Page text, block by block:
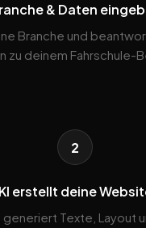
& Daten
Branche und
zu deinem Fahrschule-
2
KI erstellt deine
generiert Texte, Layout